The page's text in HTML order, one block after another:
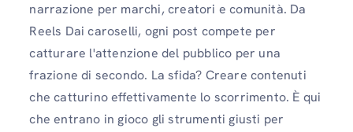
narrazione per marchi, creatori e comunità. Da
Reels Dai caroselli, ogni post compete per
catturare l'attenzione del pubblico per una
frazione di secondo. La sfida? Creare contenuti
che catturino effettivamente lo scorrimento. È qui
che entrano in gioco gli strumenti giusti per